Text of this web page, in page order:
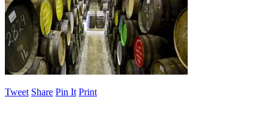
Tweet Share Pin It Print